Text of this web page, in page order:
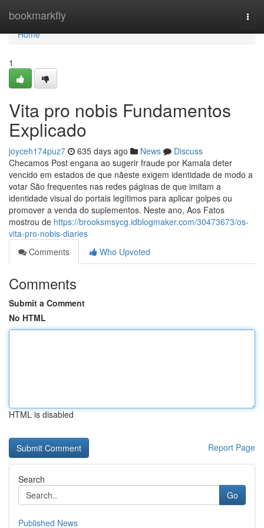
bookmarkfly
Home
Home
1
Vita pro nobis Fundamentos
Explicado
joyceh174puz7 635 days ago News
Discuss
Checamos Post engana ao sugerir fraude por Kamala deter
vencido em estados de que nãeste exigem identidade de modo a
votar São frequentes nas redes páginas de que imitam a
identidade visual do portais legítimos para aplicar golpes ou
promover a venda do suplementos. Neste ano, Aos Fatos
mostrou de https://brooksmsycg.idblogmaker.com/30473673/os-
vita-pro-nobis-diaries
Comments
Who Upvoted
Comments
Submit a Comment
No HTML
HTML is disabled
Report Page
Search
Go
Published News